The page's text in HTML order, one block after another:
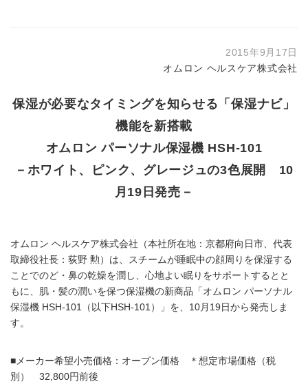
2015年9月17日
オムロン ヘルスケア株式会社
保湿が必要なタイミングを知らせる「保湿ナビ」
機能を新搭載
オムロン パーソナル保湿機 HSH-101
－ホワイト、ピンク、グレージュの3色展開 10
月19日発売－
オムロン ヘルスケア株式会社（本社所在地：京都府向日市、代表
取締役社長：荻野 勲）は、スチームが睡眠中の顔周りを保湿する
ことでのど・鼻の乾燥を潤し、心地よい眠りをサポートするとと
もに、肌・髪の潤いを保つ保湿機の新商品「オムロン パーソナル
保湿機 HSH-101（以下HSH-101）」を、10月19日から発売しま
す。
■メーカー希望小売価格：オープン価格 ＊想定市場価格（税
別） 32,800円前後